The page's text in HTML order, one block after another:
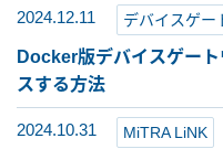
2024.12.11 デバイスゲー
Docker版デバイスゲー
スする方法
2024.10.31 MiTRA LiNK